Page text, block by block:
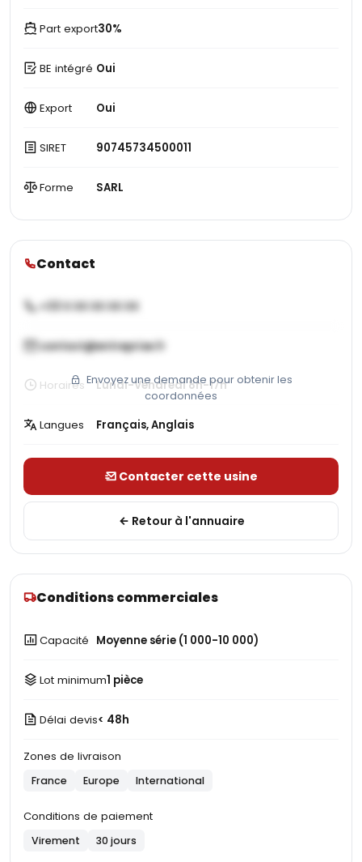
Part export30%
BE intégré Oui
Export Oui
SIRET 90745734500011
Forme SARL
Contact
+33 X XX XX XX XX
contact@entreprise.fr
Envoyez une demande pour obtenir les
coordonnées
Horaires Lundi-Vendredi 8h-17h
Langues Français, Anglais
Contacter cette usine
Retour à l'annuaire
Conditions commerciales
Capacité Moyenne série (1 000-10 000)
Lot minimum1 pièce
Délai devis< 48h
Zones de livraison
France Europe International
Conditions de paiement
Virement 30 jours